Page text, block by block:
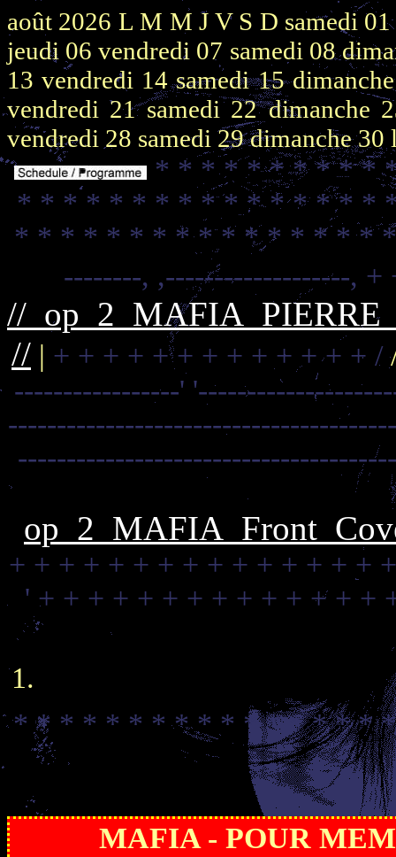
août 2026 L M M J V S D samedi
jeudi 06vendredi 07 samedi 08
13vendredi 14samedi 15
vendredi 21samedi 22dimanche
vendredi 28 samedi 29dimanche 30
* * * * * * * * * *
* * * * * * * * * * * * * * * *
* * * * * * * * * * * * * * * *
--------, ,-------------------, +
//
// | + + + + + + + + + + + + + /
-----------------'
+ + + + + + + + + + + + + + +
' + + + + + + + + + + + + + +
* * * * * * * * * * * * * * * *
MAFIA - POUR